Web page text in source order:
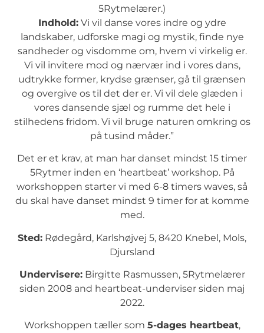
5Rytmelærer.)
Indhold:Vi vil danse vores indre og ydre
landskaber, udforske magi og mystik, finde nye
sandheder og visdomme om, hvem vi virkelig er.
Vi vil invitere mod og nærvær ind i vores dans,
udtrykke former, krydse grænser, gå til grænsen
og overgive os til det der er. Vi vil dele glæden i
vores dansende sjæl og rumme det hele i
stilhedens fridom. Vi vil bruge naturen omkring os
på tusind måder.”
Det er et krav, at man har danset mindst 15 timer
5Rytmer inden en ‘heartbeat’ workshop. På
workshoppen starter vi med 6-8 timers waves, så
du skal have danset mindst 9 timer for at komme
med.
Sted: Rødegård, Karlshøjvej 5, 8420 Knebel, Mols,
Djursland
Undervisere:Birgitte Rasmussen, 5Rytmelærer
siden 2008 and heartbeat-underviser siden maj
2022.
Workshoppen tæller som 5-dages heartbeat,